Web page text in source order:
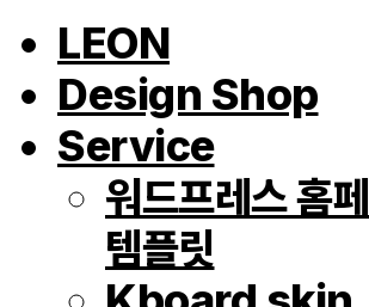
LEON
Design Shop
Service
워드프레스 홈
템플릿